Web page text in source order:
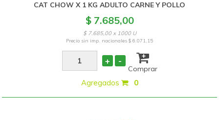
CAT CHOW X 1 KG ADULTO CARNE Y POLLO
$ 7.685,00
$ 7.685,00 x 1000 U
Precio sin imp. nacionales$ 6.071,15
+ -
Comprar
Agregados : 0